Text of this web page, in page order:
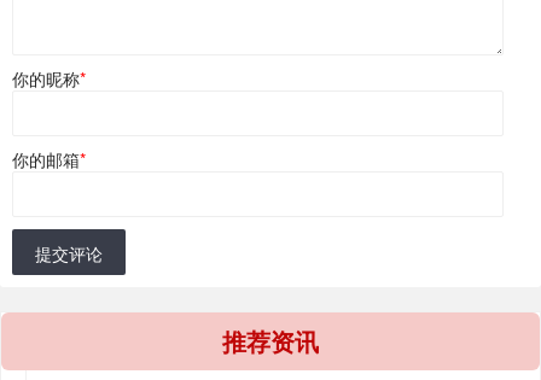
你的昵称*
你的邮箱*
提交评论
推荐资讯